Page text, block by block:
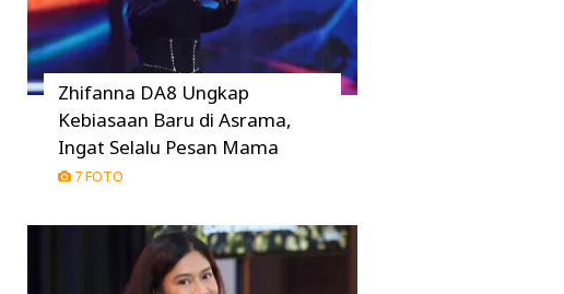
Zhifanna DA8 Ungkap
Kebiasaan Baru di Asrama,
Ingat Selalu Pesan Mama
7 FOTO